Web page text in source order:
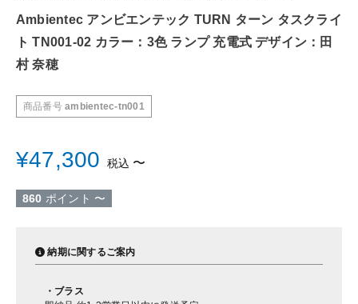
Ambientec アンビエンテック TURN ターン タスクライ
ト TN001-02 カラー：3色 ランプ 充電式 デザイン：田
村 奈穂
商品番号 ambientec-tn001
¥47,300 税込 〜
860 ポイント 〜
納期に関するご案内
・ブラス